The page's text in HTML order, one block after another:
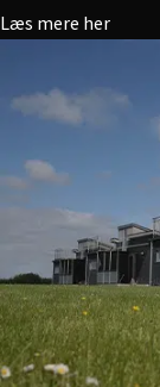
Læs mere her